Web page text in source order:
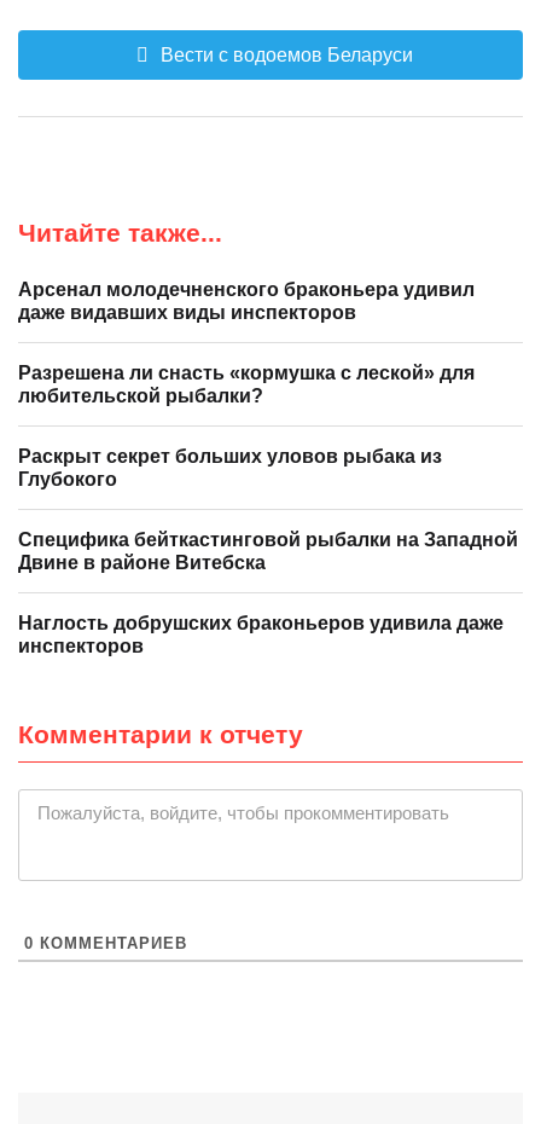
Вести с водоемов Беларуси
Читайте также...
Арсенал молодечненского браконьера удивил
даже видавших виды инспекторов
Разрешена ли снасть «кормушка с леской» для
любительской рыбалки?
Раскрыт секрет больших уловов рыбака из
Глубокого
Специфика бейткастинговой рыбалки на Западной
Двине в районе Витебска
Наглость добрушских браконьеров удивила даже
инспекторов
Комментарии к отчету
Пожалуйста, войдите, чтобы прокомментировать
0 КОММЕНТАРИЕВ